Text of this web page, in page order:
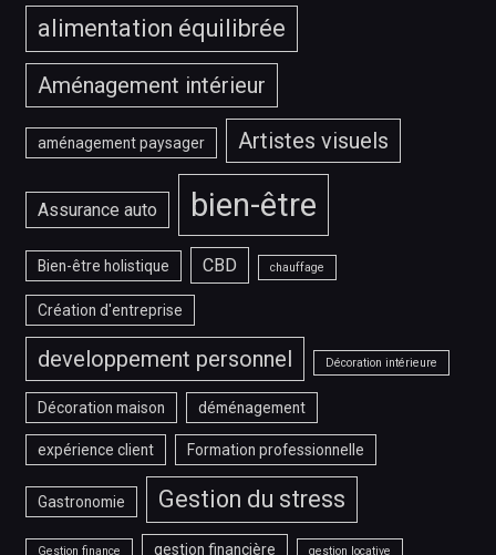
alimentation équilibrée
Aménagement intérieur
aménagement paysager Artistes visuels
Assurance auto bien-être
Bien-être holistique CBD chauffage
Création d'entreprise
developpement personnel Décoration intérieure
Décoration maison déménagement
expérience client Formation professionnelle
Gastronomie Gestion du stress
Gestion finance gestion financière gestion locative